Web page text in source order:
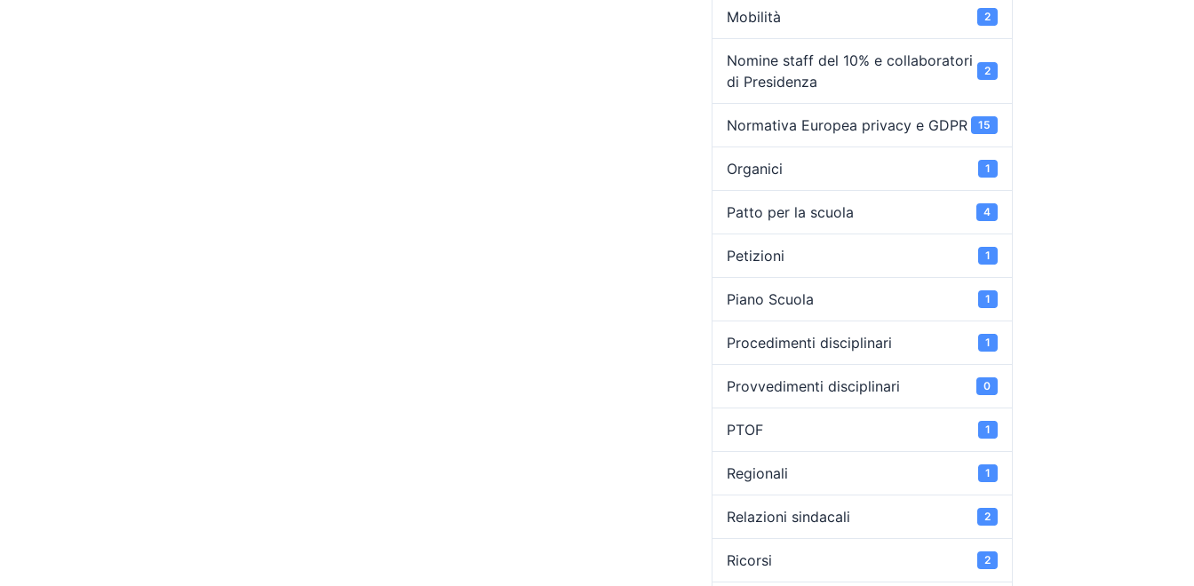
Mobilità 2
Nomine staff del 10% e collaboratori
di Presidenza
2
Normativa Europea privacy e GDPR 15
Organici 1
Patto per la scuola 4
Petizioni 1
Piano Scuola 1
Procedimenti disciplinari 1
Provvedimenti disciplinari 0
PTOF 1
Regionali 1
Relazioni sindacali 2
Ricorsi 2